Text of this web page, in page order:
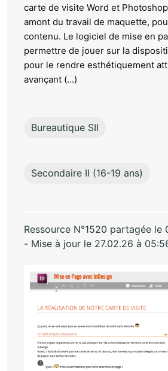
carte de visite Word et
amont du travail de maquette,
contenu. Le logiciel de mise en
permettre de jouer sur la
pour le rendre esthétiquement
avançant (...)
Bureautique SII
Secondaire II (16-19 ans)
Ressource N°1520 partagée le
- Mise à jour le 27.02.26 à